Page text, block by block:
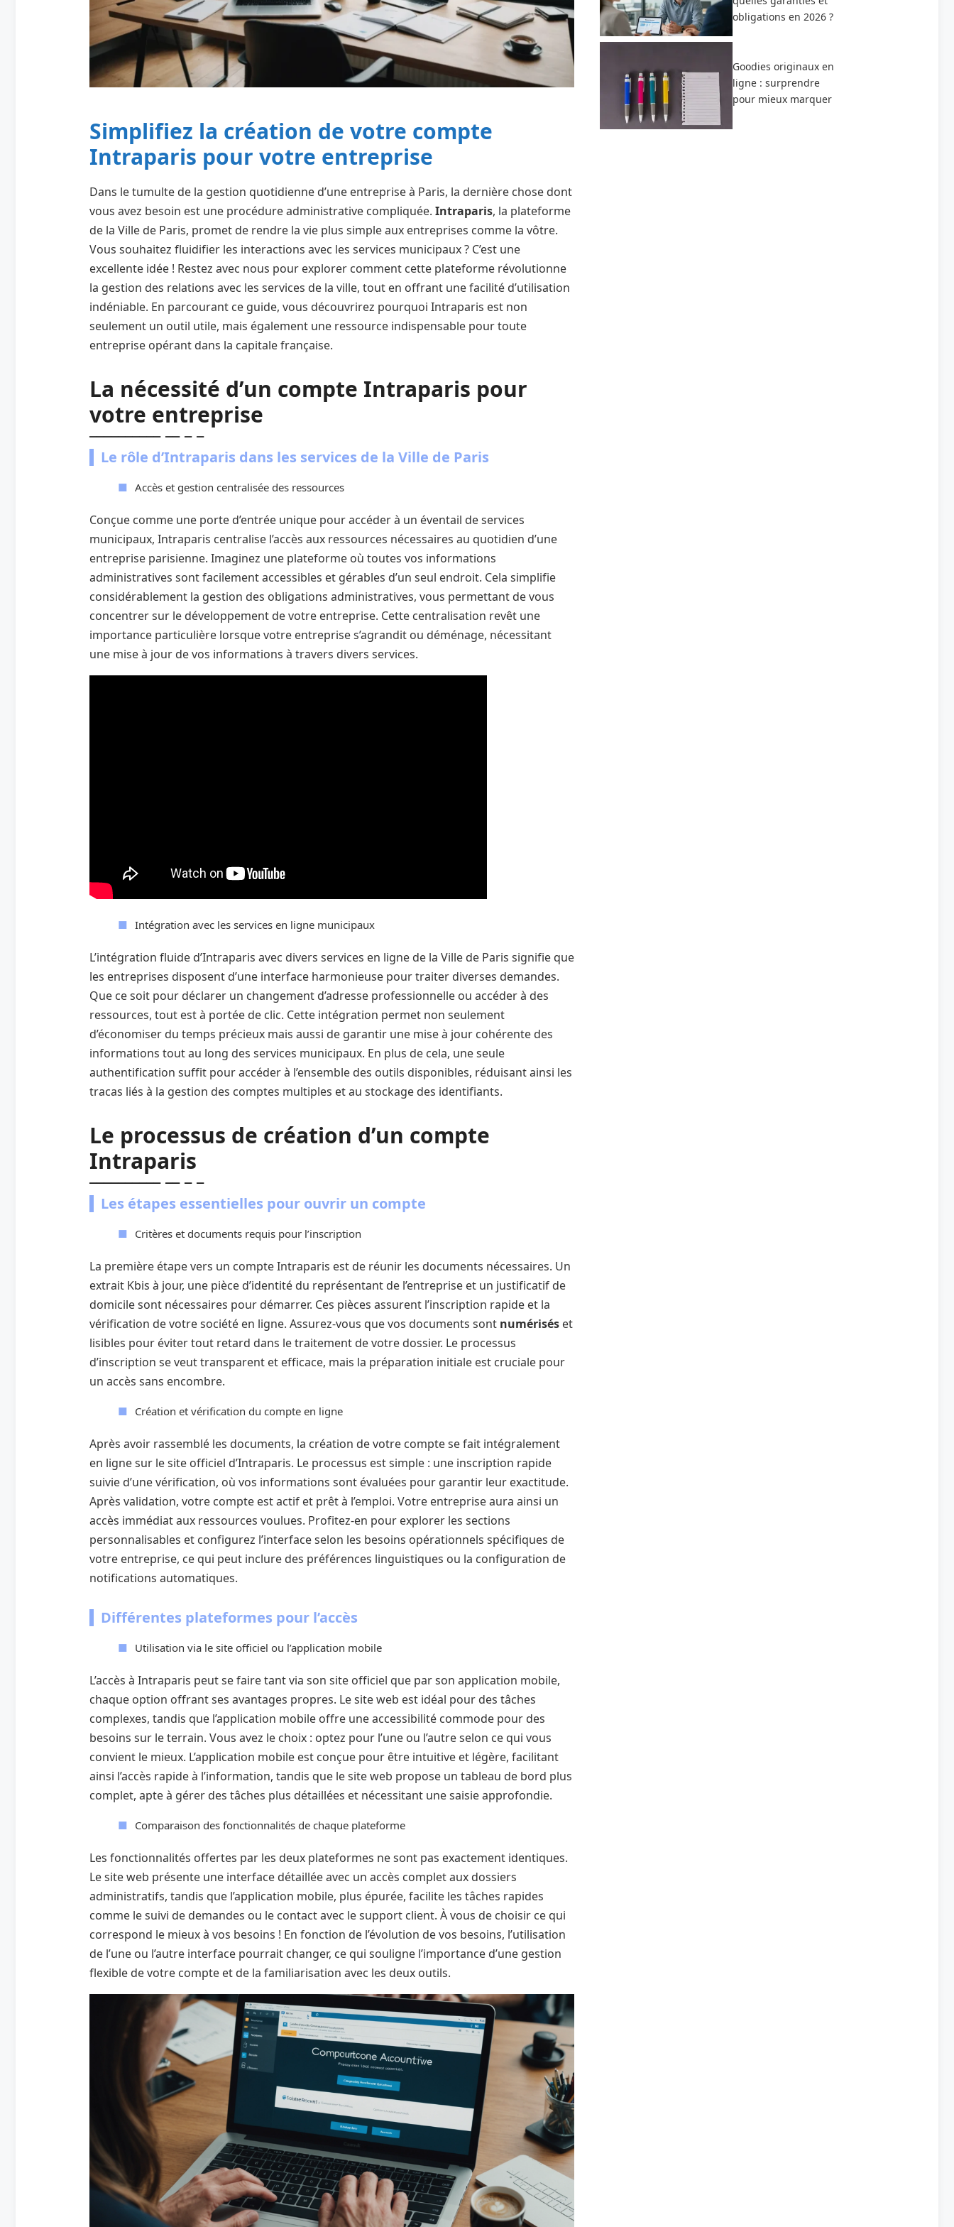
Simplifiez la création de votre compte
Intraparis pour votre entreprise
Dans le tumulte de la gestion quotidienne d’une entreprise à Paris, la dernière chose dont
vous avez besoin est une procédure administrative compliquée. Intraparis, la plateforme
de la Ville de Paris, promet de rendre la vie plus simple aux entreprises comme la vôtre.
Vous souhaitez fluidifier les interactions avec les services municipaux ? C’est une
excellente idée ! Restez avec nous pour explorer comment cette plateforme révolutionne
la gestion des relations avec les services de la ville, tout en offrant une facilité d’utilisation
indéniable. En parcourant ce guide, vous découvrirez pourquoi Intraparis est non
seulement un outil utile, mais également une ressource indispensable pour toute
entreprise opérant dans la capitale française.
La nécessité d’un compte Intraparis pour
votre entreprise
Le rôle d’Intraparis dans les services de la Ville de Paris
Accès et gestion centralisée des ressources
Conçue comme une porte d’entrée unique pour accéder à un éventail de services
municipaux, Intraparis centralise l’accès aux ressources nécessaires au quotidien d’une
entreprise parisienne. Imaginez une plateforme où toutes vos informations
administratives sont facilement accessibles et gérables d’un seul endroit. Cela simplifie
considérablement la gestion des obligations administratives, vous permettant de vous
concentrer sur le développement de votre entreprise. Cette centralisation revêt une
importance particulière lorsque votre entreprise s’agrandit ou déménage, nécessitant
une mise à jour de vos informations à travers divers services.
Intégration avec les services en ligne municipaux
L’intégration fluide d’Intraparis avec divers services en ligne de la Ville de Paris signifie que
les entreprises disposent d’une interface harmonieuse pour traiter diverses demandes.
Que ce soit pour déclarer un changement d’adresse professionnelle ou accéder à des
ressources, tout est à portée de clic. Cette intégration permet non seulement
d’économiser du temps précieux mais aussi de garantir une mise à jour cohérente des
informations tout au long des services municipaux. En plus de cela, une seule
authentification suffit pour accéder à l’ensemble des outils disponibles, réduisant ainsi les
tracas liés à la gestion des comptes multiples et au stockage des identifiants.
Le processus de création d’un compte
Intraparis
Les étapes essentielles pour ouvrir un compte
Critères et documents requis pour l’inscription
La première étape vers un compte Intraparis est de réunir les documents nécessaires. Un
extrait Kbis à jour, une pièce d’identité du représentant de l’entreprise et un justificatif de
domicile sont nécessaires pour démarrer. Ces pièces assurent l’inscription rapide et la
vérification de votre société en ligne. Assurez-vous que vos documents sont numérisés et
lisibles pour éviter tout retard dans le traitement de votre dossier. Le processus
d’inscription se veut transparent et efficace, mais la préparation initiale est cruciale pour
un accès sans encombre.
Création et vérification du compte en ligne
Après avoir rassemblé les documents, la création de votre compte se fait intégralement
en ligne sur le site officiel d’Intraparis. Le processus est simple : une inscription rapide
suivie d’une vérification, où vos informations sont évaluées pour garantir leur exactitude.
Après validation, votre compte est actif et prêt à l’emploi. Votre entreprise aura ainsi un
accès immédiat aux ressources voulues. Profitez-en pour explorer les sections
personnalisables et configurez l’interface selon les besoins opérationnels spécifiques de
votre entreprise, ce qui peut inclure des préférences linguistiques ou la configuration de
notifications automatiques.
Différentes plateformes pour l’accès
Utilisation via le site officiel ou l’application mobile
L’accès à Intraparis peut se faire tant via son site officiel que par son application mobile,
chaque option offrant ses avantages propres. Le site web est idéal pour des tâches
complexes, tandis que l’application mobile offre une accessibilité commode pour des
besoins sur le terrain. Vous avez le choix : optez pour l’une ou l’autre selon ce qui vous
convient le mieux. L’application mobile est conçue pour être intuitive et légère, facilitant
ainsi l’accès rapide à l’information, tandis que le site web propose un tableau de bord plus
complet, apte à gérer des tâches plus détaillées et nécessitant une saisie approfondie.
Comparaison des fonctionnalités de chaque plateforme
Les fonctionnalités offertes par les deux plateformes ne sont pas exactement identiques.
Le site web présente une interface détaillée avec un accès complet aux dossiers
administratifs, tandis que l’application mobile, plus épurée, facilite les tâches rapides
comme le suivi de demandes ou le contact avec le support client. À vous de choisir ce qui
correspond le mieux à vos besoins ! En fonction de l’évolution de vos besoins, l’utilisation
de l’une ou l’autre interface pourrait changer, ce qui souligne l’importance d’une gestion
flexible de votre compte et de la familiarisation avec les deux outils.
obligations en 2026 ?
Goodies originaux en
ligne : surprendre
pour mieux marquer